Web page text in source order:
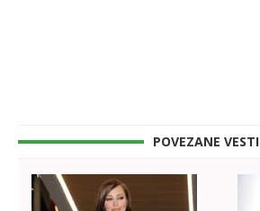
POVEZANE VESTI